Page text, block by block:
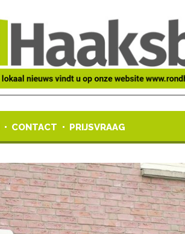
CONTACT PRIJSVRAAG